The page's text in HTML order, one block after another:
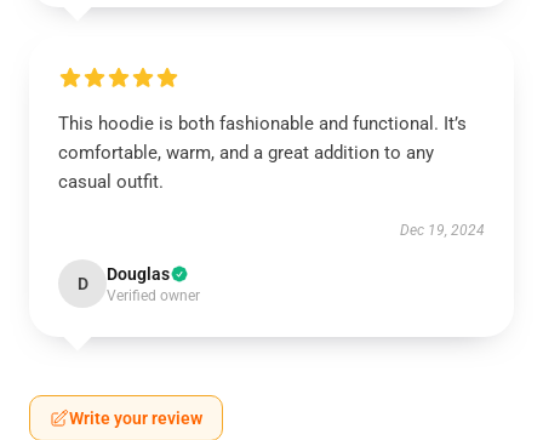
This hoodie is both fashionable and functional. It’s
comfortable, warm, and a great addition to any
casual outfit.
Dec 19, 2024
D Douglas
Verified owner
Write your review